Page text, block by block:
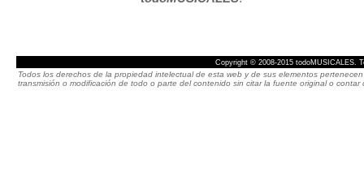
Copyright © 2008-2015 todoMUSICALES.
Todos los derechos de la propiedad intelectual de esta web y de sus elementos
transmisión o modificación de todo o parte del contenido sin citar la fuente original o